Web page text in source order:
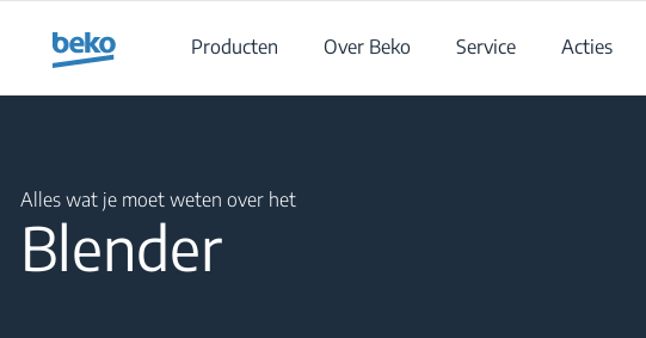
Producten
Over Beko Service Acties
Alles wat je moet weten over het
Blender